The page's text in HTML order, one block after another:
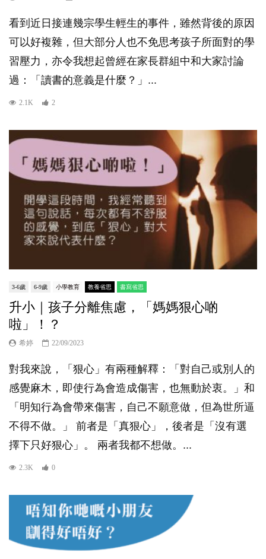
看到近日接連幾宗學生輕生的事件，雖然背後的原因
可以好複雜，但大部分人也不免思考孩子所面對的學
習壓力，亦令我想起曾經在家長群組中和大家討論
過：「讀書的意義是什麼？」...
2.1K 2
3-6歲 6-9歲 小學教育 教養省思 書寫省思
升小｜孩子分離焦慮，「媽媽狠心啲
啦」！？
希婷 22/09/2023
對我來說，「狠心」有兩種解釋：「對自己或別人的
感覺麻木，即使行為會造成傷害，也無動於衷。」和
「明知行為會帶來傷害，自己不願意做，但為世所逼
不得不做。」 前者是「真狠心」，後者是「沒有選
擇下只好狠心」。 兩者我都不想做。...
2.3K 0